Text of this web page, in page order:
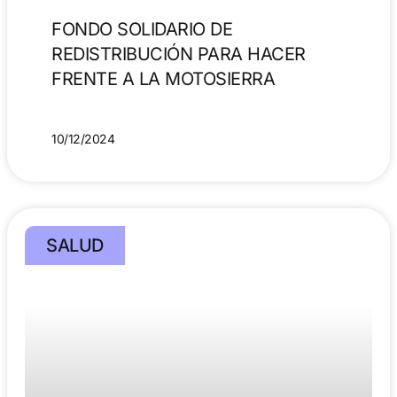
FONDO SOLIDARIO DE
REDISTRIBUCIÓN PARA HACER
FRENTE A LA MOTOSIERRA
10/12/2024
SALUD